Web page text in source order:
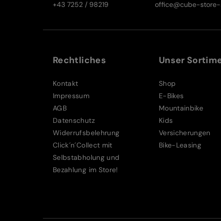
+43 7252 / 98219 office@cube-store-
Rechtliches
Kontakt
Impressum
AGB
Datenschutz
Widerrufsbelehrung
Click´n´Collect mit
Selbstabholung und
Bezahlung im Store!
Unser
Shop
E-Bikes
Mountainbike
Kids
Versicherungen
Bike-Leasing